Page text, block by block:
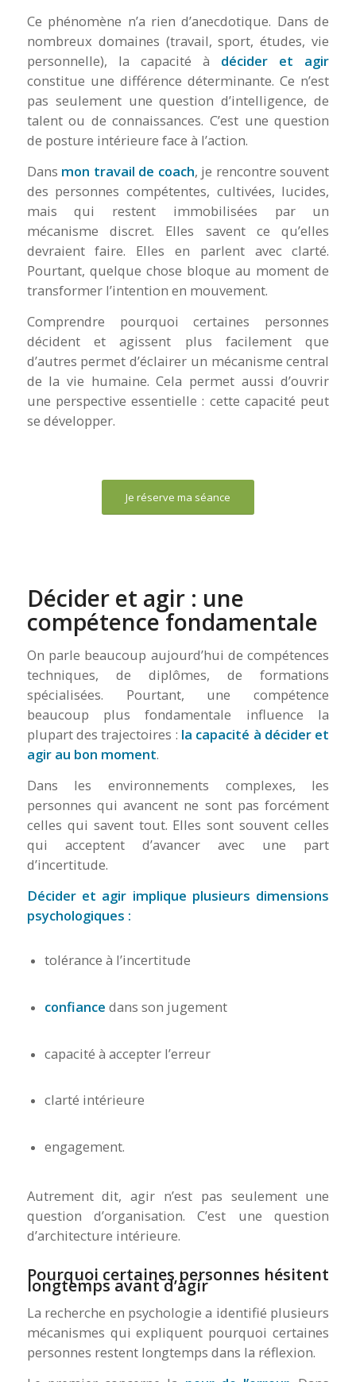
Ce phénomène n’a rien d’anecdotique. Dans de
nombreux domaines (travail, sport, études, vie
personnelle), la capacité à décider et agir
constitue une différence déterminante. Ce n’est
pas seulement une question d’intelligence, de
talent ou de connaissances. C’est une question
de posture intérieure face à l’action.
Dans mon travail de coach, je rencontre souvent
des personnes compétentes, cultivées, lucides,
mais qui restent immobilisées par un
mécanisme discret. Elles savent ce qu’elles
devraient faire. Elles en parlent avec clarté.
Pourtant, quelque chose bloque au moment de
transformer l’intention en mouvement.
Comprendre pourquoi certaines personnes
décident et agissent plus facilement que
d’autres permet d’éclairer un mécanisme central
de la vie humaine. Cela permet aussi d’ouvrir
une perspective essentielle : cette capacité peut
se développer.
Je réserve ma séance
Décider et agir : une
compétence fondamentale
On parle beaucoup aujourd’hui de compétences
techniques, de diplômes, de formations
spécialisées. Pourtant, une compétence
beaucoup plus fondamentale influence la
plupart des trajectoires : la capacité à décider et
agir au bon moment.
Dans les environnements complexes, les
personnes qui avancent ne sont pas forcément
celles qui savent tout. Elles sont souvent celles
qui acceptent d’avancer avec une part
d’incertitude.
Décider et agir implique plusieurs dimensions
psychologiques :
tolérance à l’incertitude
confiance dans son jugement
capacité à accepter l’erreur
clarté intérieure
engagement.
Autrement dit, agir n’est pas seulement une
question d’organisation. C’est une question
d’architecture intérieure.
Pourquoi certaines personnes hésitent
longtemps avant d’agir
La recherche en psychologie a identifié plusieurs
mécanismes qui expliquent pourquoi certaines
personnes restent longtemps dans la réflexion.